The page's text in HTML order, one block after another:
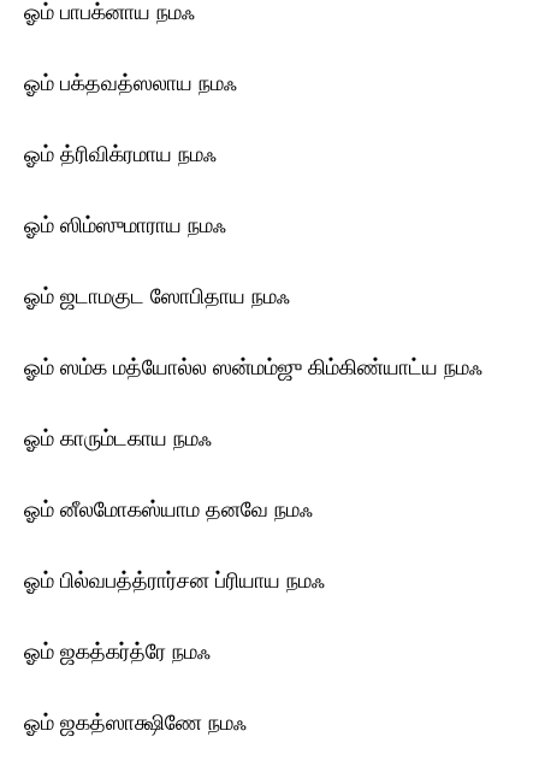
ஓம் பாபக்னாய ந‌மஃ
ஓம் பக்தவத்ஸலாய ந‌மஃ
ஓம் த்ரிவிக்ரமாய ந‌மஃ
ஓம் ஸிம்ஸுமாராய ந‌மஃ
ஓம் ஜடாமகுட ஸோபிதாய ந‌மஃ
ஓம் ஸம்க மத்யோல்ல ஸன்மம்ஜு கிம்கிண்யாட்ய ந‌மஃ
ஓம் காரும்டகாய ந‌மஃ
ஓம் னீலமோகஸ்யாம தனவே ந‌மஃ
ஓம் பில்வபத்த்ரார்சன ப்ரியாய ந‌மஃ
ஓம் ஜகத்கர்த்ரே ந‌மஃ
ஓம் ஜகத்ஸாக்ஷிணே ந‌மஃ